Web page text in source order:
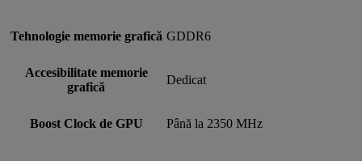
Tehnologie memorie grafică GDDR6
Accesibilitate memorie
grafică
Dedicat
Boost Clock de GPU Până la 2350 MHz